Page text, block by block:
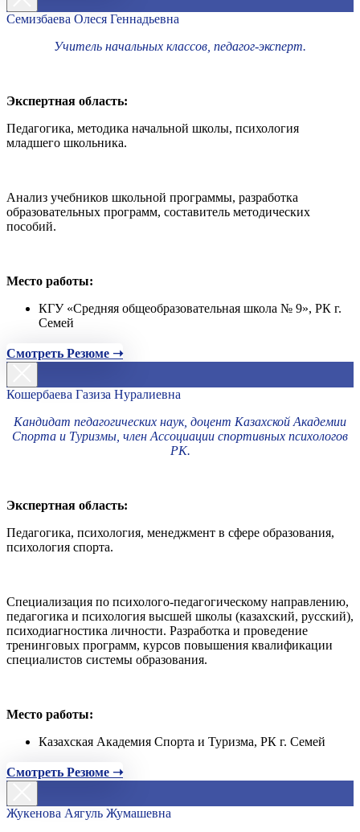
Семизбаева Олеся Геннадьевна
Учитель начальных классов, педагог-эксперт.
Экспертная область:
Педагогика, методика начальной школы, психология
младшего школьника.
Анализ учебников школьной программы, разработка
образовательных программ, составитель методических
пособий.
Место работы:
КГУ «Средняя общеобразовательная школа № 9», РК г.
Семей
Смотреть Резюме ➝
Кошербаева Газиза Нуралиевна
Кандидат педагогических наук, доцент Казахской Академии
Спорта и Туризмы, член Ассоциации спортивных психологов
РК.
Экспертная область:
Педагогика, психология, менеджмент в сфере образования,
психология спорта.
Специализация по психолого-педагогическому направлению,
педагогика и психология высшей школы (казахский, русский),
психодиагностика личности. Разработка и проведение
тренинговых программ, курсов повышения квалификации
специалистов системы образования.
Место работы:
Казахская Академия Спорта и Туризма, РК г. Семей
Смотреть Резюме ➝
Жукенова Аягуль Жумашевна